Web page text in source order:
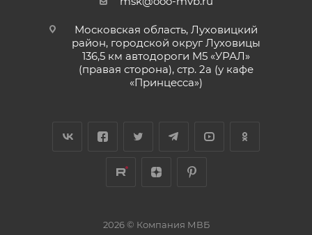
Московская область, Луховицкий
район, городской округ Луховицы
136,5 км автодороги М5 «УРАЛ»
(правая сторона), стр. 2а (у кафе
«‎Принцесса»)
2026 © Компания МВБ